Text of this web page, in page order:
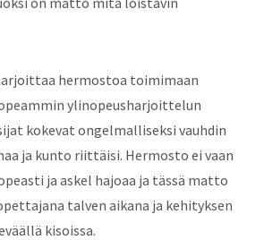
hermostoa toimimaan
ylinopeusharjoittelun
kokevat ongelmalliseksi vauhdin
ja kunto riittäisi. Hermosto ei vaan
ja askel hajoaa ja tässä matto
talven aikana ja kehityksen
kisoissa.